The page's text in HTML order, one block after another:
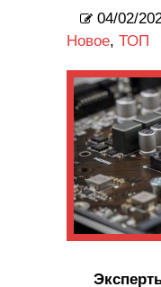
04/02/
Новое, ТОП